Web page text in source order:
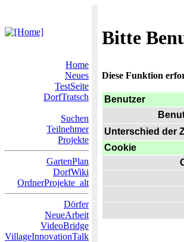
Bitte
Home
Neues
TestSeite
DorfTratsch
Suchen
Teilnehmer
Projekte
GartenPlan
DorfWiki
OrdnerProjekte_alt
Dörfer
NeueArbeit
VideoBridge
VillageInnovationTalk
Diese Funktion
Benutzer
Unterschied der
Cookie